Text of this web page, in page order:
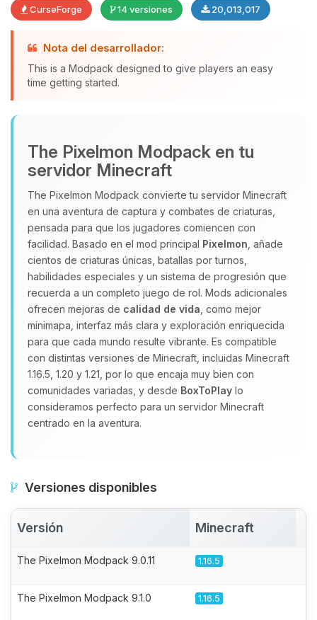
CurseForge 14 versiones 20,013,017
Nota del desarrollador:
This is a Modpack designed to give players an easy
time getting started.
The Pixelmon Modpack en tu
servidor Minecraft
The Pixelmon Modpack convierte tu servidor Minecraft
en una aventura de captura y combates de criaturas,
pensada para que los jugadores comiencen con
facilidad. Basado en el mod principal Pixelmon , añade
cientos de criaturas únicas, batallas por turnos,
habilidades especiales y un sistema de progresión que
recuerda a un completo juego de rol. Mods adicionales
ofrecen mejoras de calidad de vida , como mejor
minimapa, interfaz más clara y exploración enriquecida
para que cada mundo resulte vibrante. Es compatible
con distintas versiones de Minecraft, incluidas Minecraft
1.16.5, 1.20 y 1.21, por lo que encaja muy bien con
comunidades variadas, y desde BoxToPlay lo
consideramos perfecto para un servidor Minecraft
centrado en la aventura.
Versiones disponibles
Versión Minecraft
The Pixelmon Modpack 9.0.11 1.16.5
The Pixelmon Modpack 9.1.0 1.16.5
Yupi, por fin alguien con quien
hablar! Soy Choupy, tu pequeno
asistente de BoxToPlay. Cuentame
que necesitas y moveré mis
pequenos circuitos para ayudarte.
09/08/2026 15:10